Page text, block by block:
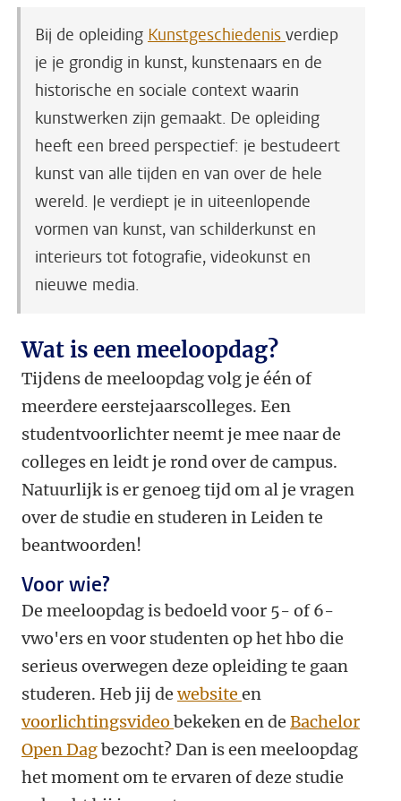
Bij de opleiding Kunstgeschiedenis verdiep
je je grondig in kunst, kunstenaars en de
historische en sociale context waarin
kunstwerken zijn gemaakt. De opleiding
heeft een breed perspectief: je bestudeert
kunst van alle tijden en van over de hele
wereld. Je verdiept je in uiteenlopende
vormen van kunst, van schilderkunst en
interieurs tot fotografie, videokunst en
nieuwe media.
Wat is een meeloopdag?
Tijdens de meeloopdag volg je één of
meerdere eerstejaarscolleges. Een
studentvoorlichter neemt je mee naar de
colleges en leidt je rond over de campus.
Natuurlijk is er genoeg tijd om al je vragen
over de studie en studeren in Leiden te
beantwoorden!
Voor wie?
De meeloopdag is bedoeld voor 5- of 6-
vwo'ers en voor studenten op het hbo die
serieus overwegen deze opleiding te gaan
studeren. Heb jij dewebsite en
voorlichtingsvideo bekeken en de Bachelor
Open Dagbezocht? Dan is een meeloopdag
het moment om te ervaren of deze studie